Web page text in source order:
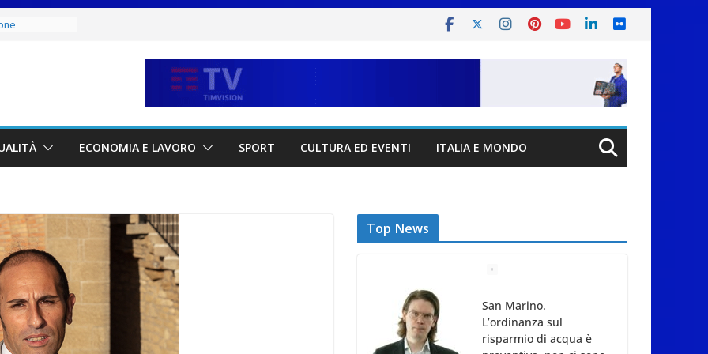
San
risparmio di
sono
sul
proposta ai
dal rogo di
vittime e la
tutela del
ECONOMIA E LAVORO SPORT CULTURA ED EVENTI ITALIA E MONDO
Top News
San Marino.
L’ordinanza sul
risparmio di acqua è